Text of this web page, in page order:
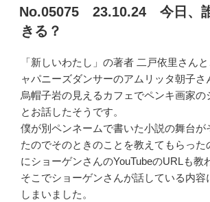
稿
日:
No.05075 23.10.24 今日、
きる？
「新しいわたし」の著者 二戸依里さん
ャパニーズダンサーのアムリッタ朝子さ
烏帽子岩の見えるカフェでペンキ画家の
とお話したそうです。
僕が別ペンネームで書いた小説の舞台が
たのでそのときのことを教えてもらった
にショーゲンさんのYouTubeのURLも教
そこでショーゲンさんが話している内容
しまいました。